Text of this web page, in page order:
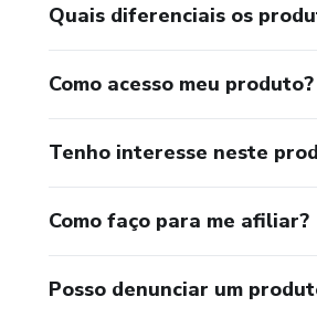
Quais diferenciais os
Como acesso meu produto?
Tenho interesse neste
Como faço para me afiliar?
Posso denunciar um